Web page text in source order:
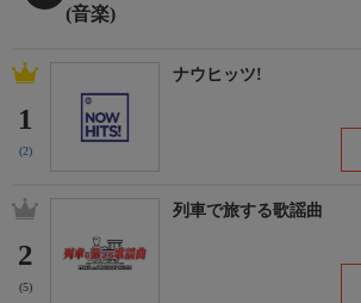
(音楽)
1
(2)
ナウヒッツ!
2
(5)
列車で旅する歌謡曲